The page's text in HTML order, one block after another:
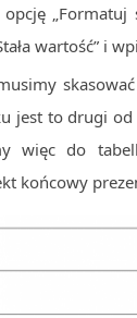
„Formatuj
wartość” i
jest to drugi
więc do
końcowy